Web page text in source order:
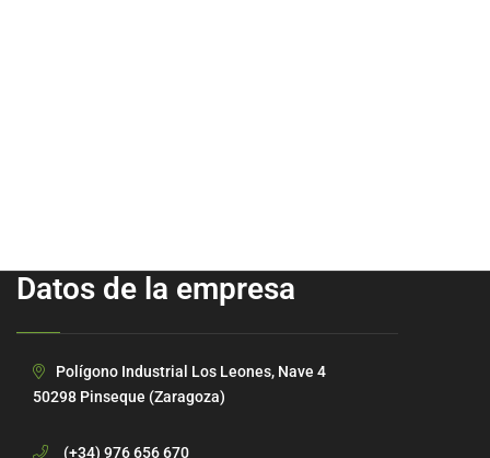
Datos de la empresa
Polígono Industrial Los Leones, Nave 4
50298 Pinseque (Zaragoza)
(+34) 976 656 670